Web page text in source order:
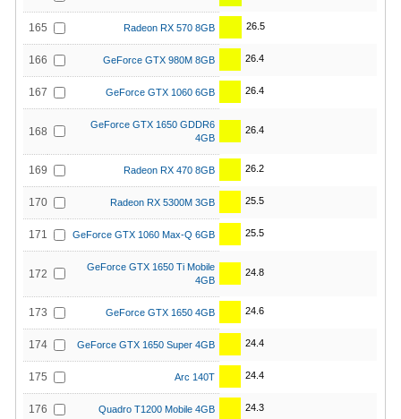
165 Radeon RX 570 8GB 26.5
166 GeForce GTX 980M 8GB 26.4
167 GeForce GTX 1060 6GB 26.4
168
GeForce GTX 1650 GDDR6
4GB
26.4
169 Radeon RX 470 8GB 26.2
170 Radeon RX 5300M 3GB 25.5
171 GeForce GTX 1060 Max-Q 6GB 25.5
172
GeForce GTX 1650 Ti Mobile
4GB
24.8
173 GeForce GTX 1650 4GB 24.6
174 GeForce GTX 1650 Super 4GB 24.4
175 Arc 140T 24.4
176 Quadro T1200 Mobile 4GB 24.3